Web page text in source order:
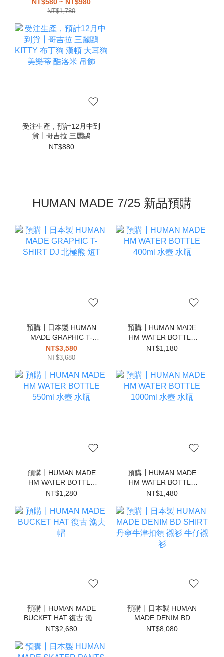
恰狗 美樂蒂 酷洛米 吊飾
NT$1,780
受注生產，預計12月中到
貨┃哥吉拉 三麗鷗
KITTY 布丁狗 漢頓 大耳
NT$880
HUMAN MADE 7/25 新品預購
預購┃日本製 HUMAN
MADE GRAPHIC T-
SHIRT DJ 北極熊 短T
NT$3,580
NT$3,680
預購┃HUMAN MADE
HM WATER BOTTLE
400ml 水壺 水瓶
NT$1,180
預購┃HUMAN MADE
HM WATER BOTTLE
550ml 水壺 水瓶
NT$1,280
預購┃HUMAN MADE
HM WATER BOTTLE
1000ml 水壺 水瓶
NT$1,480
預購┃HUMAN MADE
BUCKET HAT 復古 漁夫
帽
NT$2,680
預購┃日本製 HUMAN
MADE DENIM BD
SHIRT 丹寧牛津扣領 襯
NT$8,080